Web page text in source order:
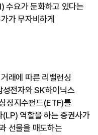
수요가 둔화하고 있다는
가 무자비하게
래에 따른 리밸런싱
성전자와 SK하이닉스
장지수펀드(ETF)를
역할을 하는 증권사가
선물을 매도하는